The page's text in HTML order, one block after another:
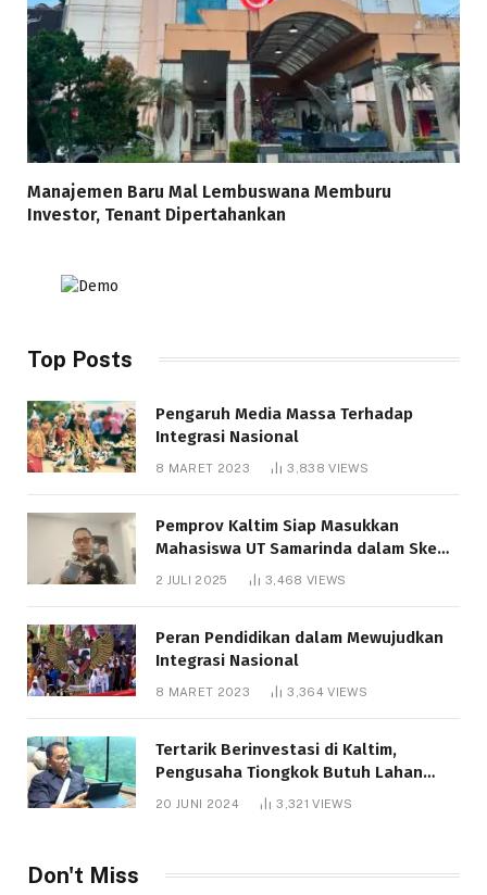
Manajemen Baru Mal Lembuswana Memburu
Investor, Tenant Dipertahankan
Top Posts
Pengaruh Media Massa Terhadap
Integrasi Nasional
8 MARET 2023 3,838VIEWS
Pemprov Kaltim Siap Masukkan
Mahasiswa UT Samarinda dalam Skema
Bantuan Pendidikan Gratispol
2 JULI 2025 3,468 VIEWS
Peran Pendidikan dalam Mewujudkan
Integrasi Nasional
8 MARET 2023 3,364VIEWS
Tertarik Berinvestasi di Kaltim,
Pengusaha Tiongkok Butuh Lahan
1.000 Hektare
20 JUNI 2024 3,321VIEWS
Don't Miss